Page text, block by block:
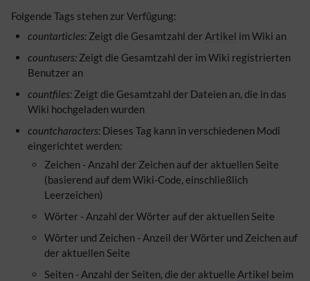
Folgende Tags stehen zur Verfügung:
countarticles: Zeigt die Gesamtzahl der Artikel im Wiki an
countusers: Zeigt die Gesamtzahl der im Wiki registrierten
Benutzer an
countfiles: Zeigt die Gesamtzahl der Dateien an, die in das
Wiki hochgeladen wurden
countcharacters: DiesesTag kann in verschiedenen Modi
eingerichtet werden:
Zeichen - Anzahl der Zeichen auf der aktuellen Seite
(basierend auf dem Wiki-Code, einschließlich
Leerzeichen)
Wörter - Anzahl der Wörter auf der aktuellen Seite
Wörter und Zeichen - Anzeil der Wörter und Zeichen auf
der aktuellen Seite
Seiten - Anzahl der Seiten, die der aktuelle Artikel beim